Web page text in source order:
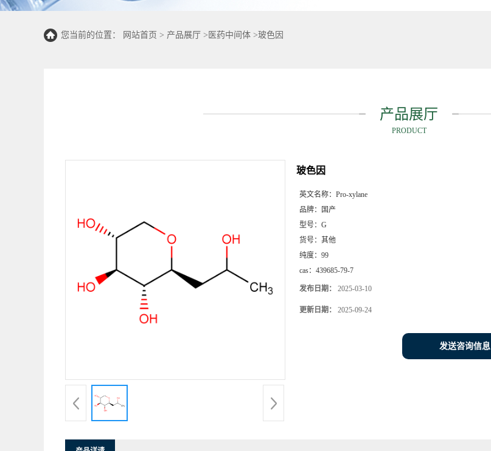
您当前的位置： 网站首页 > 产品展厅 > 医药中间体 >玻色因
产品展厅
PRODUCT
玻色因
英文名称： Pro-xylane
品牌：
国产
型号： G
货号： 其他
纯度： 99
cas： 439685-79-7
发布日期： 2025-03-10
更新日期： 2025-09-24
发送咨询信息